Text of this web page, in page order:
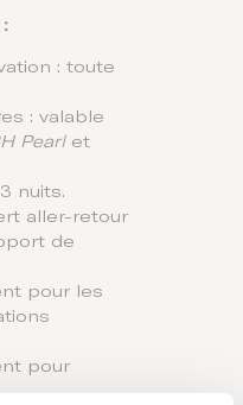
: toute
: valable
Pearlet
nuits.
aller-retour
de
pour les
pour